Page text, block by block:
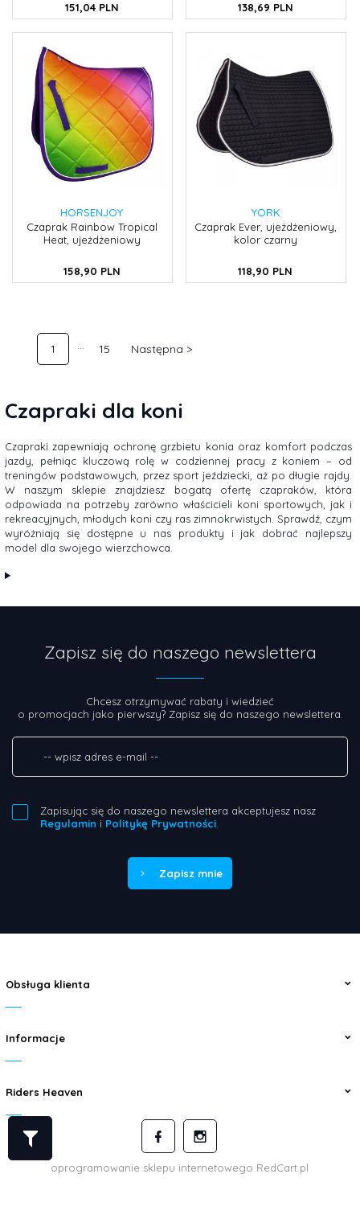
151,04 PLN
138,69 PLN
HORSENJOY
Czaprak Rainbow Tropical
Heat, ujeżdżeniowy
158,90 PLN
YORK
Czaprak Ever, ujeżdżeniowy,
kolor czarny
118,90 PLN
1 15 Następna >
Czapraki dla koni
Czapraki zapewniają ochronę grzbietu konia oraz komfort podczas
jazdy, pełniąc kluczową rolę w codziennej pracy z koniem – od
treningów podstawowych, przez sport jeździecki, aż po długie rajdy.
W naszym sklepie znajdziesz bogatą ofertę czapraków, która
odpowiada na potrzeby zarówno właścicieli koni sportowych, jak i
rekreacyjnych, młodych koni czy ras zimnokrwistych. Sprawdź, czym
wyróżniają się dostępne u nas produkty i jak dobrać najlepszy
model dla swojego wierzchowca.
Zapisz się do naszego newslettera
Chcesz otrzymywać rabaty i wiedzieć
o promocjach jako pierwszy? Zapisz się do naszego newslettera.
Zapisując się do naszego newslettera akceptujesz nasz
Regulamin i Politykę Prywatności
Zapisz mnie
Obsługa klienta
Informacje
Riders Heaven
oprogramowanie sklepu internetowego RedCart.pl